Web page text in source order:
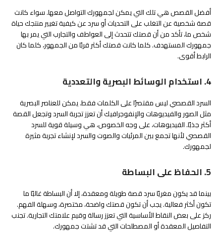
أفضل القصص هي تلك التي يمكن لجمهورك التواصل معها. سواء كانت
قصة شخصية عن التغلب على التحديات أو سرد عن كيفية تغيير منتجك حياة
شخص ما، تأكد من أن قصتك تتحدث إلى العواطف والتجارب التي يمر بها
جمهورك المستهدف. كلما كانت قصتك أكثر قربًا من الجمهور، كلما كان
الرابط أقوى.
4. استخدام الوسائط البصرية والتعددية
السرد القصصي ليس مقتصرًا على الكلمات فقط. يمكن للعناصر البصرية
مثل الصور والفيديوهات والإنفوجرافيك أن تعزز تجربة السرد وتجعل القصة
أكثر جذبًا. الفيديوهات، على وجه الخصوص، هي وسيلة قوية للسرد
القصصي لأنها تجمع بين المرئيات والصوت والسرد لإنشاء تجربة مثيرة
لجمهورك.
5. الحفاظ على البساطة
بينما قد يكون مغريًا سرد قصة طويلة ومعقدة، إلا أن البساطة غالبًا ما
تكون أكثر فعالية. يجب أن تكون قصتك واضحة، مختصرة، وسهلة الفهم.
ركز على بعض النقاط الأساسية التي تعزز رسالة وقيم علامتك التجارية. تجنب
التفاصيل المعقدة أو المصطلحات التي قد تشتت جمهورك.